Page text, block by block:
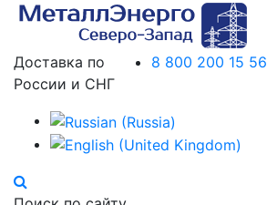
Доставка по
России и СНГ
8 800 200 15 56